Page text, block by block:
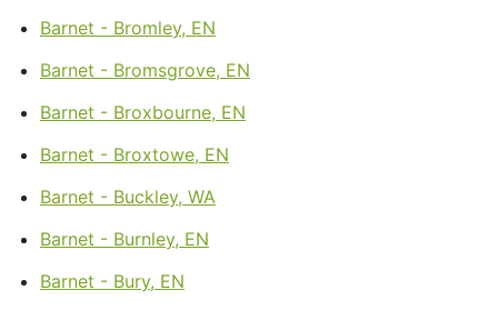
Barnet - Bromley, EN
Barnet - Bromsgrove, EN
Barnet - Broxbourne, EN
Barnet - Broxtowe, EN
Barnet - Buckley, WA
Barnet - Burnley, EN
Barnet - Bury, EN